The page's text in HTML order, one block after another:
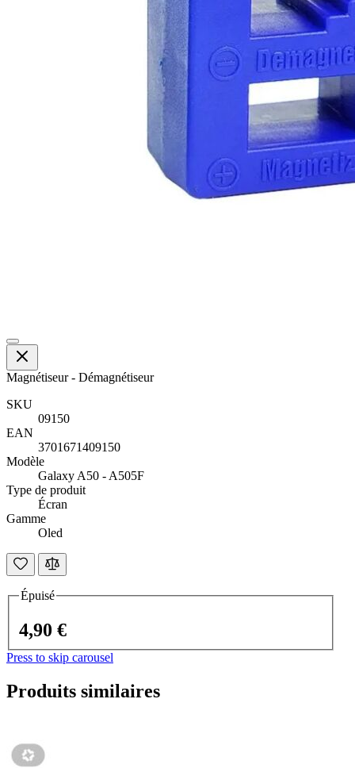
Magnétiseur - Démagnétiseur
SKU
09150
EAN
3701671409150
Modèle
Galaxy A50 - A505F
Type de produit
Écran
Gamme
Oled
Épuisé
4,90 €
Press to skip carousel
Produits similaires